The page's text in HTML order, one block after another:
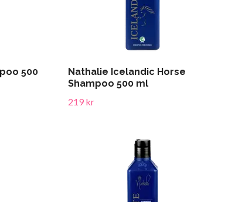
500
Nathalie Icelandic Horse
Shampoo 500 ml
219 kr